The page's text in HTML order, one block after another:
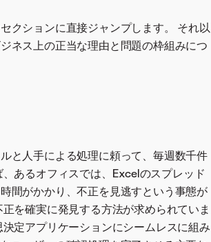
クションに直接ジャンプします。 それ以
ネス上の正当な理由と問題の枠組みにつ
と人手による処理に頼って、毎週数千件
あるオフィスでは、Excelのスプレッド
間がかかり、不正を見逃すという事態が
を確実に発見する方法が求められていま
定アプリケーションにシームレスに組み